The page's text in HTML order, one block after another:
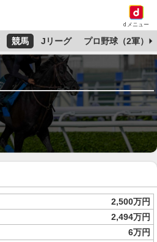
dメニュー
競馬 Jリーグ プロ野球（2軍）
2,500万円
2,494万円
6万円